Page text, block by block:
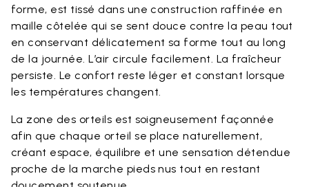
forme, est tissé dans une construction raffinée en
maille côtelée qui se sent douce contre la peau tout
en conservant délicatement sa forme tout au long
de la journée. L’air circule facilement. La fraîcheur
persiste. Le confort reste léger et constant lorsque
les températures changent.
La zone des orteils est soigneusement façonnée
afin que chaque orteil se place naturellement,
créant espace, équilibre et une sensation détendue
proche de la marche pieds nus tout en restant